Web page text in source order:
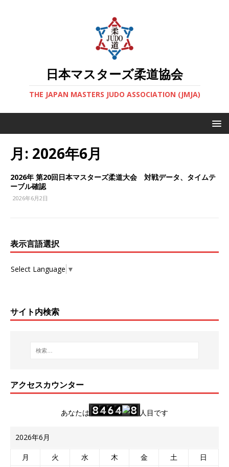
日本マスターズ柔道協会
THE JAPAN MASTERS JUDO ASSOCIATION (JMJA)
月: 2026年6月
2026年 第20回日本マスターズ柔道大会 対戦データ、タイムテ
ーブル確認
2026年6月2日
表示言語選択
Select Language ▼
サイト内検索
アクセスカウンター
あなたは 人目です
2026年6月
月 火 水 木 金 土
日